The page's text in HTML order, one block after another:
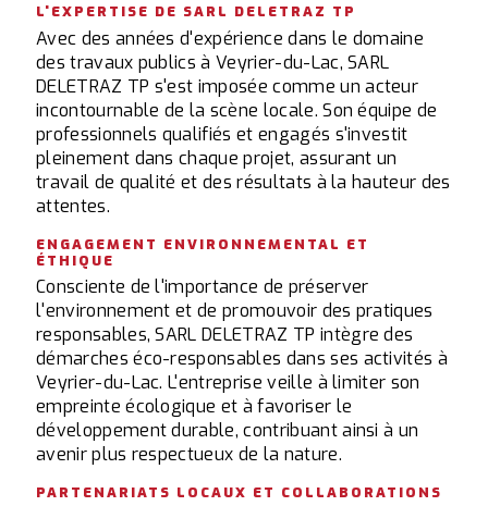
L'EXPERTISE DE SARL DELETRAZ TP
Avec des années d'expérience dans le domaine
des travaux publics à Veyrier-du-Lac, SARL
DELETRAZ TP s'est imposée comme un acteur
incontournable de la scène locale. Son équipe de
professionnels qualifiés et engagés s'investit
pleinement dans chaque projet, assurant un
travail de qualité et des résultats à la hauteur des
attentes.
ENGAGEMENT ENVIRONNEMENTAL ET
ÉTHIQUE
Consciente de l'importance de préserver
l'environnement et de promouvoir des pratiques
responsables, SARL DELETRAZ TP intègre des
démarches éco-responsables dans ses activités à
Veyrier-du-Lac. L'entreprise veille à limiter son
empreinte écologique et à favoriser le
développement durable, contribuant ainsi à un
avenir plus respectueux de la nature.
PARTENARIATS LOCAUX ET COLLABORATIONS